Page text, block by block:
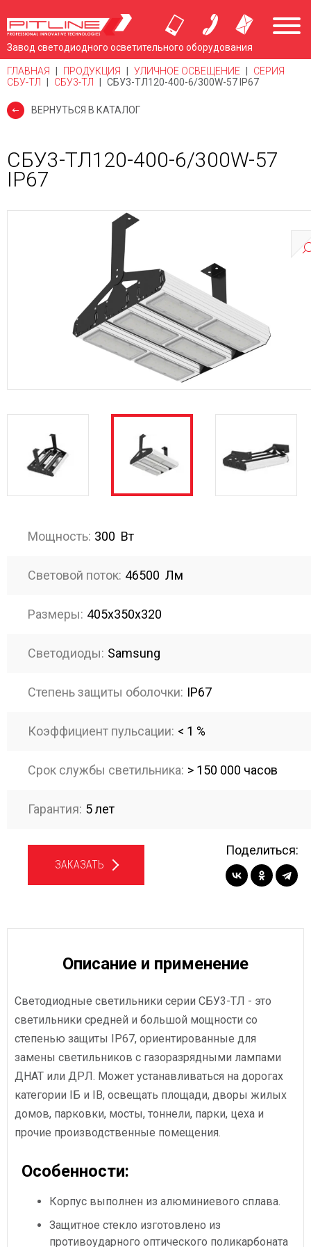
Завод светодиодного осветительного оборудования
ГЛАВНАЯ ПРОДУКЦИЯ УЛИЧНОЕ ОСВЕЩЕНИЕ
СЕРИЯ
СБУ-ТЛ
СБУ3-ТЛ СБУ3-ТЛ120-400-6/300W-57 IP67
ВЕРНУТЬСЯ В КАТАЛОГ
СБУ3-ТЛ120-400-6/300W-57
IP67
Мощность: 300 Вт
Световой поток: 46500 Лм
Размеры: 405х350х320
Светодиоды: Samsung
Степень защиты оболочки: IP67
Коэффициент пульсации: < 1 %
Срок службы светильника: > 150 000 часов
Гарантия: 5 лет
ЗАКАЗАТЬ
Поделиться:
Описание и применение
Светодиодные светильники серии СБУ3-ТЛ - это
светильники средней и большой мощности со
степенью защиты IP67, ориентированные для
замены светильников с газоразрядными лампами
ДНАТ или ДРЛ. Может устанавливаться на дорогах
категории IБ и IВ, освещать площади, дворы жилых
домов, парковки, мосты, тоннели, парки, цеха и
прочие производственные помещения.
Особенности:
Корпус выполнен из алюминиевого сплава.
Защитное стекло изготовлено из
противоударного оптического поликарбоната